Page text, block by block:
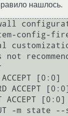
нашлось.
config-
[0:0]
ACCEPT [0:0]
ACCEPT [0:0]
-m state